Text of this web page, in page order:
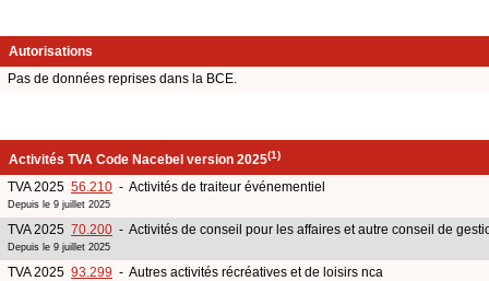
Autorisations
Pas de données reprises dans la BCE.
Activités TVA Code Nacebel version 2025(1)
TVA 2025 56.210 - Activités de traiteur événementiel
Depuis le 9 juillet 2025
TVA 2025 70.200 - Activités de conseil pour les affaires et autre conseil de
Depuis le 9 juillet 2025
TVA 2025 93.299 - Autres activités récréatives et de loisirs nca